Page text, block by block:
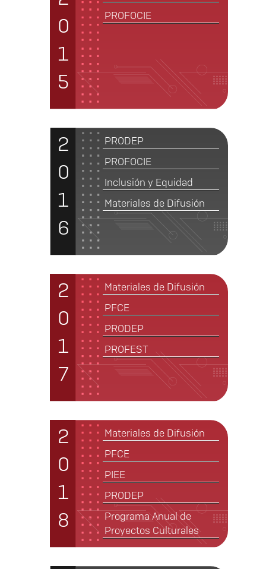
0
1
5
PROFOCIE
2
0
1
6
PRODEP
PROFOCIE
Inclusión y Equidad
Materiales de Difusión
2
0
1
7
Materiales de Difusión
PFCE
PRODEP
PROFEST
2
0
1
8
Materiales de Difusión
PFCE
PIEE
PRODEP
Programa Anual de
Proyectos Culturales